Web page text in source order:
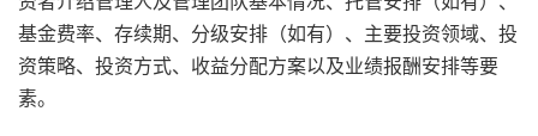
基金费率、存续期、分级安排（如有）、主要投资领域、投
资策略、投资方式、收益分配方案以及业绩报酬安排等要
素。